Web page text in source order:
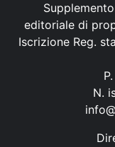
editoriale di
Iscrizione Reg.
N.